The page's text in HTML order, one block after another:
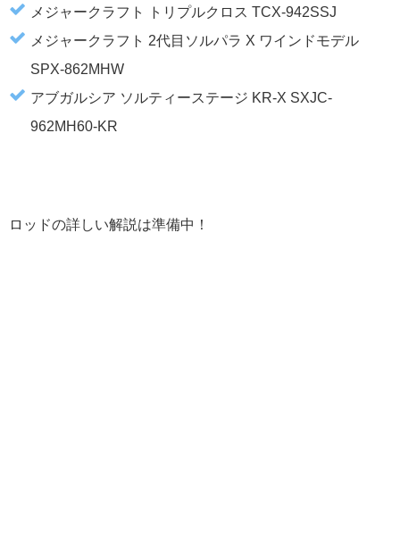
メジャークラフト トリプルクロス TCX-942SSJ
メジャークラフト 2代目ソルパラ X ワインドモデル
SPX-862MHW
アブガルシア ソルティーステージ KR-X SXJC-
962MH60-KR
ロッドの詳しい解説は準備中！